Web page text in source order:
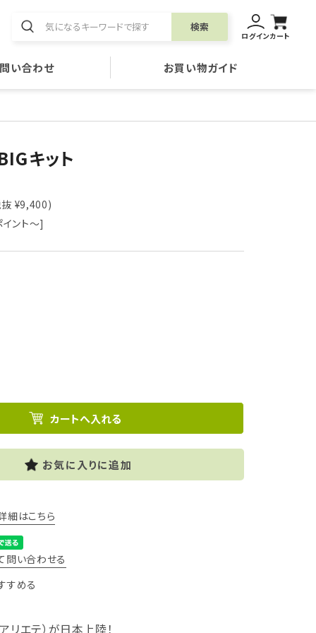
検索
ログインカート
い合わせ お買い物ガイド
キット
¥9,400)
ント～]
お気に入りに追加
細はこちら
問い合わせる
すめる
エテ）が日本上陸！